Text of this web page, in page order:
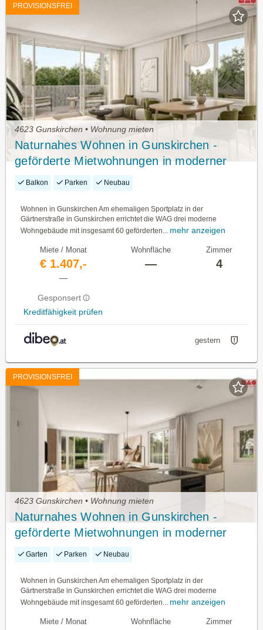
PROVISIONSFREI
4623 Gunskirchen • Wohnung mieten
Naturnahes Wohnen in Gunskirchen -
geförderte Mietwohnungen in moderner
Hybridbauweise
Balkon Parken Neubau
Wohnen in Gunskirchen Am ehemaligen Sportplatz in der
Gärtnerstraße in Gunskirchen errichtet die WAG drei moderne
Wohngebäude mit insgesamt 60 geförderten... mehr anzeigen
Miete / Monat
€ 1.407,-
—
Gesponsert
Kreditfähigkeit prüfen
Wohnfläche
—
Zimmer
4
gestern
PROVISIONSFREI
4623 Gunskirchen • Wohnung mieten
Naturnahes Wohnen in Gunskirchen -
geförderte Mietwohnungen in moderner
Hybridbauweise
Garten Parken Neubau
Wohnen in Gunskirchen Am ehemaligen Sportplatz in der
Gärtnerstraße in Gunskirchen errichtet die WAG drei moderne
Wohngebäude mit insgesamt 60 geförderten...
mehr anzeigen
Miete / Monat Wohnfläche Zimmer